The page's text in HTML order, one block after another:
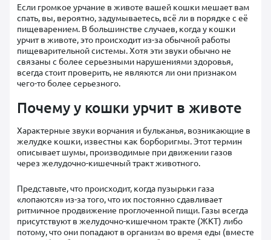
Если громкое урчание в животе вашей кошки мешает вам
спать, вы, вероятно, задумываетесь, всё ли в порядке с её
пищеварением. В большинстве случаев, когда у кошки
урчит в животе, это происходит из-за обычной работы
пищеварительной системы. Хотя эти звуки обычно не
связаны с более серьезными нарушениями здоровья,
всегда стоит проверить, не являются ли они признаком
чего-то более серьезного.
Почему у кошки урчит в животе
Характерные звуки ворчания и бульканья, возникающие в
желудке кошки, известны как борборигмы. Этот термин
описывает шумы, производимые при движении газов
через желудочно-кишечный тракт животного.
Представьте, что происходит, когда пузырьки газа
«лопаются» из-за того, что их постоянно сдавливает
ритмичное продвижение проглоченной пищи. Газы всегда
присутствуют в желудочно-кишечном тракте (ЖКТ) либо
потому, что они попадают в организм во время еды (вместе